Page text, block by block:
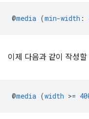
@media (min-width :
이제 다음과 같이 작성
@media (width >=